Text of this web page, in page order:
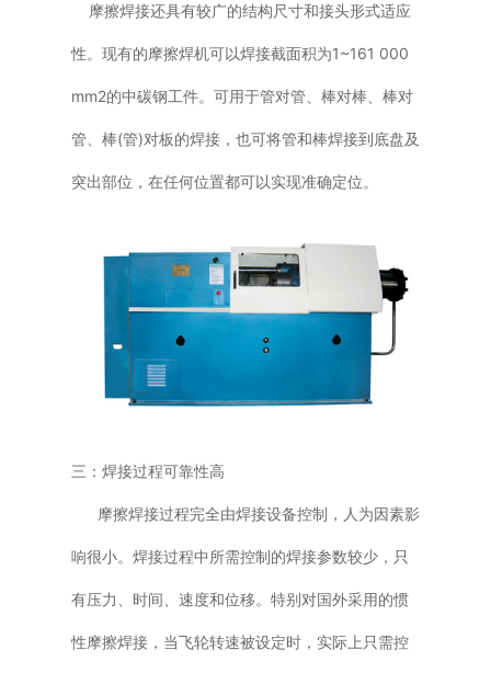
摩擦焊接还具有较广的结构尺寸和接头形式适应
性。现有的摩擦焊机可以焊接截面积为1~161 000
mm2的中碳钢工件。可用于管对管、棒对棒、棒对
管、棒(管)对板的焊接，也可将管和棒焊接到底盘及
突出部位，在任何位置都可以实现准确定位。
三：焊接过程可靠性高
摩擦焊接过程完全由焊接设备控制，人为因素影
响很小。焊接过程中所需控制的焊接参数较少，只
有压力、时间、速度和位移。特别对国外采用的惯
性摩擦焊接，当飞轮转速被设定时，实际上只需控